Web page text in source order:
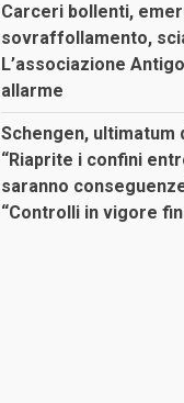
Carceri bollenti,
sovraffollamento,
L’associazione
allarme
Schengen, ultimatum
“Riaprite i confini
saranno
“Controlli in vigore